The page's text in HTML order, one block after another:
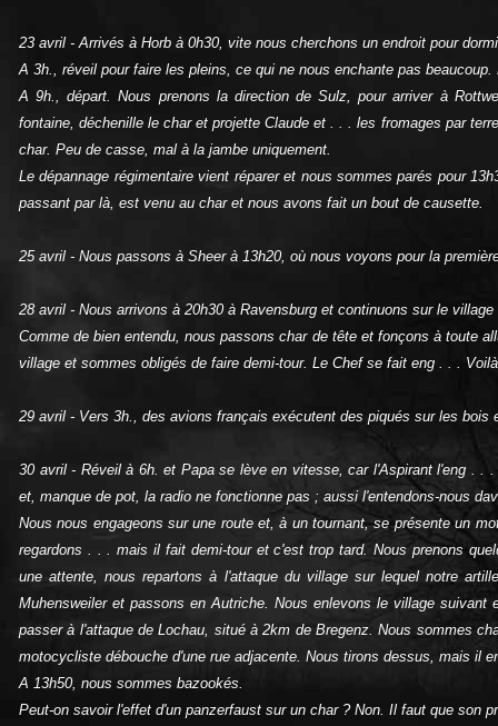
23 avril ‑ Arrivés à Horb à 0h30, vite nous cherchons un endroit pour
A 3h., réveil pour faire les pleins, ce qui ne nous enchante pas
A 9h., départ. Nous prenons la direction de Sulz, pour arriver à
fontaine, déchenille le char et projette Claude et . . . les fromages par
char. Peu de casse, mal à la jambe uniquement.
Le dépannage régimentaire vient réparer et nous sommes parés pour
passant par là, est venu au char et nous avons fait un bout de causette.
25 avril ‑ Nous passons à Sheer à 13h20, où nous voyons pour la
28 avril ‑ Nous arrivons à 20h30 à Ravensburg et continuons sur le
Comme de bien entendu, nous passons char de tête et fonçons à toute
village et sommes obligés de faire demi‑tour. Le Chef se fait eng . . .
29 avril ‑ Vers 3h., des avions français exécutent des piqués sur les
30 avril ‑ Réveil à 6h. et Papa se lève en vitesse, car l'Aspirant l'eng . .
et, manque de pot, la radio ne fonctionne pas ; aussi l'entendons‑nous
Nous nous engageons sur une route et, à un tournant, se présente un
regardons . . . mais il fait demi‑tour et c'est trop tard. Nous prenons
une attente, nous repartons à l'attaque du village sur lequel notre
Muhensweiler et passons en Autriche. Nous enlevons le village
passer à l'attaque de Lochau, situé à 2km de Bregenz. Nous sommes
motocycliste débouche d'une rue adjacente. Nous tirons dessus, mais il
A 13h50, nous sommes bazookés.
Peut‑on savoir l'effet d'un panzerfaust sur un char ? Non. Il faut que son